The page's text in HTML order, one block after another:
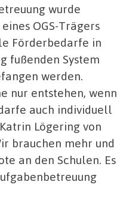
wurde
OGS-Trägers
Förderbedarfe in
fußenden System
werden.
nur entstehen, wenn
auch individuell
Lögering von
brauchen mehr und
an den Schulen. Es